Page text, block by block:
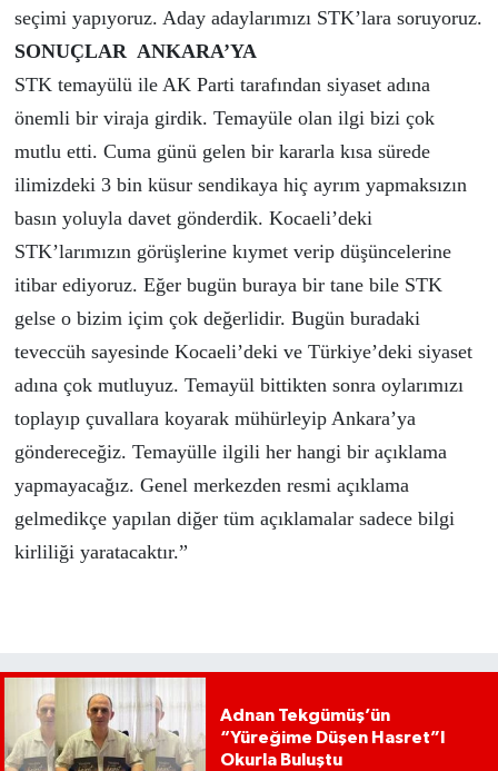
seçimi yapıyoruz. Aday adaylarımızı STK’lara soruyoruz.
SONUÇLAR ANKARA’YA
STK temayülü ile AK Parti tarafından siyaset adına
önemli bir viraja girdik. Temayüle olan ilgi bizi çok
mutlu etti. Cuma günü gelen bir kararla kısa sürede
ilimizdeki 3 bin küsur sendikaya hiç ayrım yapmaksızın
basın yoluyla davet gönderdik. Kocaeli’deki
STK’larımızın görüşlerine kıymet verip düşüncelerine
itibar ediyoruz. Eğer bugün buraya bir tane bile STK
gelse o bizim içim çok değerlidir. Bugün buradaki
teveccüh sayesinde Kocaeli’deki ve Türkiye’deki siyaset
adına çok mutluyuz. Temayül bittikten sonra oylarımızı
toplayıp çuvallara koyarak mühürleyip Ankara’ya
göndereceğiz. Temayülle ilgili her hangi bir açıklama
yapmayacağız. Genel merkezden resmi açıklama
gelmedikçe yapılan diğer tüm açıklamalar sadece bilgi
kirliliği yaratacaktır.”
Adnan Tekgümüş’ün
“Yüreğime Düşen Hasret”I
Okurla Buluştu